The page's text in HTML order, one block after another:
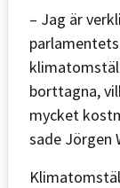
– Jag är
borttagna,
mycket
sade Jörgen